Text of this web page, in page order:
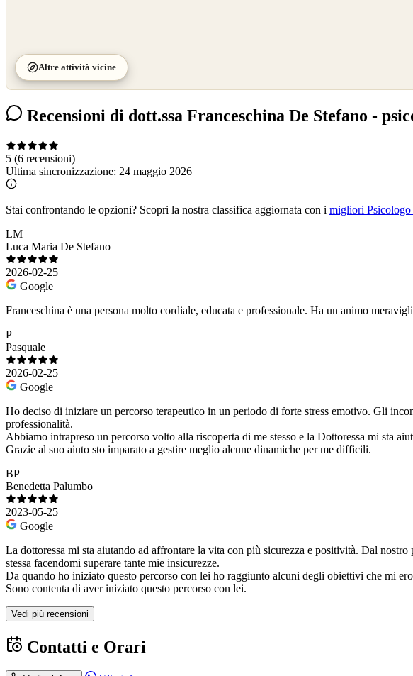
Altre attività vicine
Recensioni di dott.ssa Franceschina De Stefano -
5 (6 recensioni)
Ultima sincronizzazione: 24 maggio 2026
Stai confrontando le opzioni? Scopri la nostra classifica aggiornata con i migliori Psicologo
LM
Luca Maria De Stefano
2026-02-25
Google
Franceschina è una persona molto cordiale, educata e professionale. Ha un animo
P
Pasquale
2026-02-25
Google
Ho deciso di iniziare un percorso terapeutico in un periodo di forte stress emotivo. Gli
professionalità.
Abbiamo intrapreso un percorso volto alla riscoperta di me stesso e la Dottoressa mi sta
Grazie al suo aiuto sto imparato a gestire meglio alcune dinamiche per me difficili.
BP
Benedetta Palumbo
2023-05-25
Google
La dottoressa mi sta aiutando ad affrontare la vita con più sicurezza e positività. Dal
stessa facendomi superare tante mie insicurezze.
Da quando ho iniziato questo percorso con lei ho raggiunto alcuni degli obiettivi che mi
Sono contenta di aver iniziato questo percorso con lei.
Vedi più recensioni
Contatti e Orari